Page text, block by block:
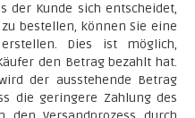
der Kunde sich entscheidet,
bestellen, können Sie eine
erstellen. Dies ist möglich,
den Betrag bezahlt hat.
der ausstehende Betrag
die geringere Zahlung des